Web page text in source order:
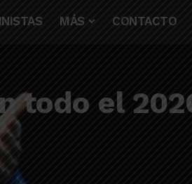
MÁS CONTACTO
todo el